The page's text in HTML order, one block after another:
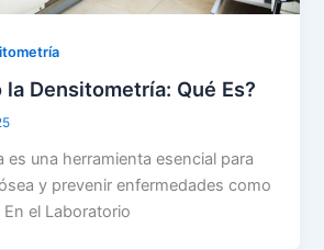
Densitometría: Qué Es?
es una herramienta esencial para
y prevenir enfermedades como
el Laboratorio